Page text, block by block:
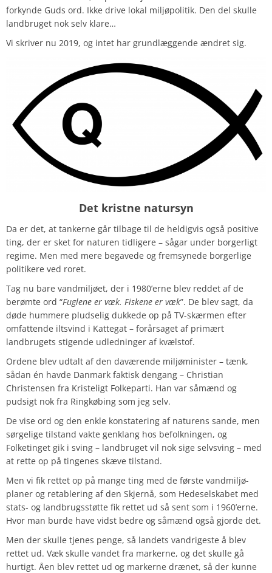
forkynde Guds ord. Ikke drive lokal miljøpolitik. Den del skulle
landbruget nok selv klare…
Vi skriver nu 2019, og intet har grundlæggende ændret sig.
Det kristne natursyn
Da er det, at tankerne går tilbage til de heldigvis også positive
ting, der er sket for naturen tidligere – sågar under borgerligt
regime. Men med mere begavede og fremsynede borgerlige
politikere ved roret.
Tag nu bare vandmiljøet, der i 1980’erne blev reddet af de
berømte ord “Fuglene er væk. Fiskene er væk”. De blev sagt, da
døde hummere pludselig dukkede op på TV-skærmen efter
omfattende iltsvind i Kattegat – forårsaget af primært
landbrugets stigende udledninger af kvælstof.
Ordene blev udtalt af den daværende miljøminister – tænk,
sådan én havde Danmark faktisk dengang – Christian
Christensen fra Kristeligt Folkeparti. Han var såmænd og
pudsigt nok fra Ringkøbing som jeg selv.
De vise ord og den enkle konstatering af naturens sande, men
sørgelige tilstand vakte genklang hos befolkningen, og
Folketinget gik i sving – landbruget vil nok sige selvsving – med
at rette op på tingenes skæve tilstand.
Men vi fik rettet op på mange ting med de første vandmiljø-
planer og retablering af den Skjernå, som Hedeselskabet med
stats- og landbrugsstøtte fik rettet ud så sent som i 1960’erne.
Hvor man burde have vidst bedre og såmænd også gjorde det.
Men der skulle tjenes penge, så landets vandrigeste å blev
rettet ud. Væk skulle vandet fra markerne, og det skulle gå
hurtigt. Åen blev rettet ud og markerne drænet, så der kunne